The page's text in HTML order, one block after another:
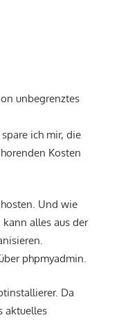
unbegrenztes
ich mir, die
Kosten
Und wie
alles aus der
phpmyadmin.
Da
aktuelles